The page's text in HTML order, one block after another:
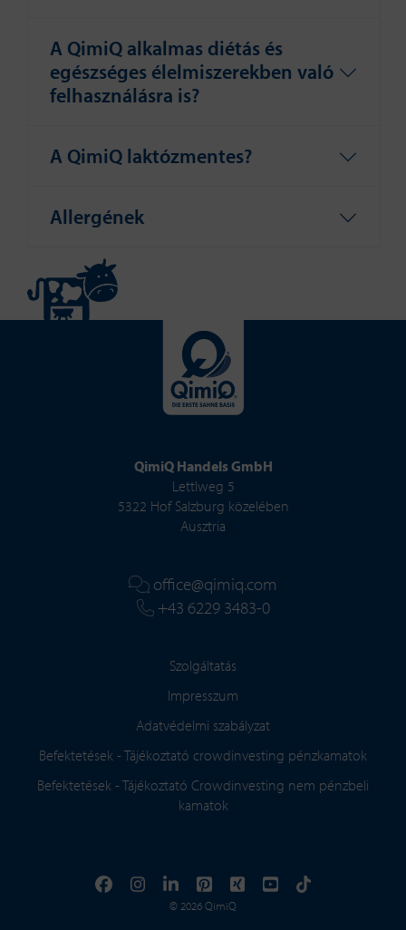
A QimiQ alkalmas diétás és
egészséges élelmiszerekben való
felhasználásra is?
A QimiQ laktózmentes?
Allergének
QimiQ Handels GmbH
Lettlweg 5
5322 Hof Salzburg közelében
Ausztria
office@qimiq.com
+43 6229 3483-0
Szolgáltatás
Impresszum
Adatvédelmi szabályzat
Befektetések - Tájékoztató crowdinvesting pénzkamatok
Befektetések - Tájékoztató Crowdinvesting nem pénzbeli
kamatok
© 2026 QimiQ